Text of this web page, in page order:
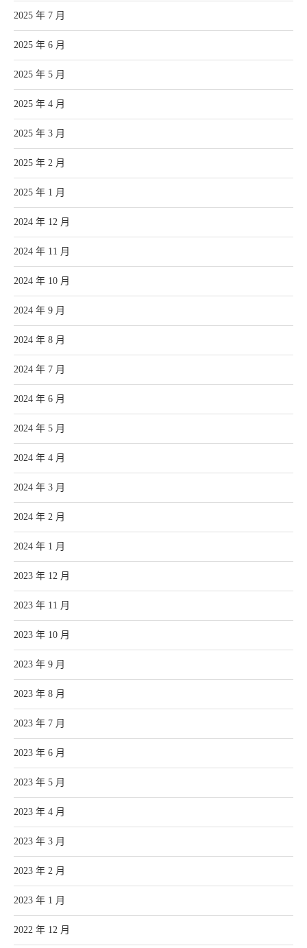
2025 年 7 月
2025 年 6 月
2025 年 5 月
2025 年 4 月
2025 年 3 月
2025 年 2 月
2025 年 1 月
2024 年 12 月
2024 年 11 月
2024 年 10 月
2024 年 9 月
2024 年 8 月
2024 年 7 月
2024 年 6 月
2024 年 5 月
2024 年 4 月
2024 年 3 月
2024 年 2 月
2024 年 1 月
2023 年 12 月
2023 年 11 月
2023 年 10 月
2023 年 9 月
2023 年 8 月
2023 年 7 月
2023 年 6 月
2023 年 5 月
2023 年 4 月
2023 年 3 月
2023 年 2 月
2023 年 1 月
2022 年 12 月